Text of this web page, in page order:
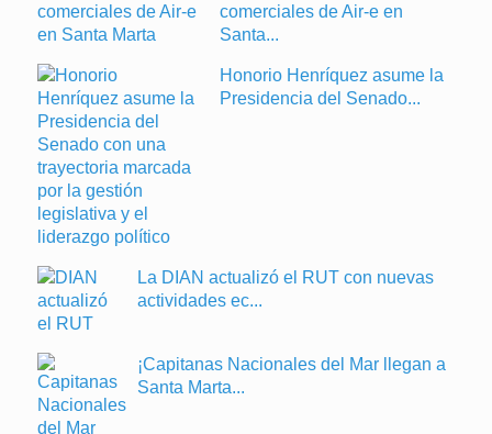
comerciales de Air-e en
Santa...
Honorio Henríquez asume la
Presidencia del Senado...
La DIAN actualizó el RUT con nuevas
actividades ec...
¡Capitanas Nacionales del Mar llegan a
Santa Marta...